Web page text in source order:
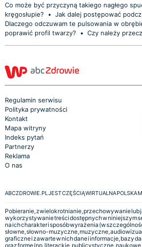
Co może być przyczyną takiego nagłego
kręgosłupie?
• Jak dalej postępować
Dlaczego odczuwam te pulsowania w
poprawić profil twarzy?
• Czy należy
Regulamin serwisu
Polityka prywatności
Kontakt
Mapa witryny
Indeks pytań
Partnerzy
Reklama
O nas
ABCZDROWIE.PL JEST CZĘŚCIĄ WIRTUALNA POLSKA
Pobieranie, zwielokrotnianie, przechowywanie lub
wykorzystywanie treści dostępnych w niniejszym
na ich charakter i sposób wyrażenia (w
słowne, słowno-muzyczne, muzyczne,
graficzne i zawarte w nich dane i informacje, bazy
oraz formę (np. literackie, publicystyczne,